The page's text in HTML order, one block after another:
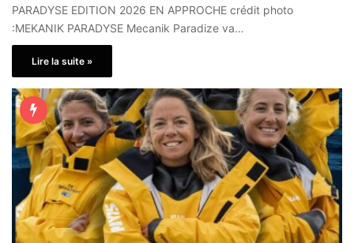
PARADYSE EDITION 2026 EN APPROCHE crédit photo
:MEKANIK PARADYSE Mecanik Paradize va…
Lire la suite »